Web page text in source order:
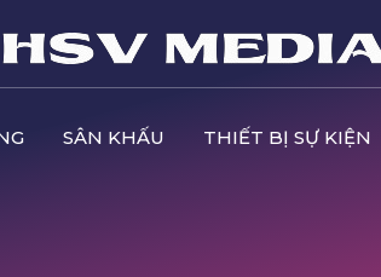
SÂN KHẤU THIẾT BỊ SỰ KIỆN